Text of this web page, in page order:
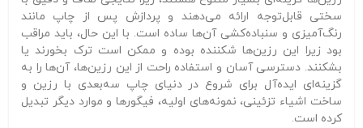
سختی قابل‌توجه ارائه می‌دهند و پردازش پس از چاپ مانند
رنگ‌آمیزی و سنباده‌کشی آن‌ها ساده است. با این حال، باید مراقب
بود زیرا این رزین‌ها شکننده بوده و ممکن است ترک بخورند یا
بشکنند. دسترسی آسان و استفاده راحت از این رزین‌ها، آن‌ها را به
گزینه‌ای ایده‌آل برای شروع در دنیای چاپ سه‌بعدی با رزین و
ساخت اشیاء تزئینی، نمونه‌های اولیه، فیگورها و موارد دیگر تبدیل
کرده است.